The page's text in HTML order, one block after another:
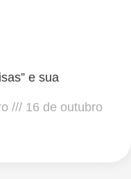
e sua
16 de outubro